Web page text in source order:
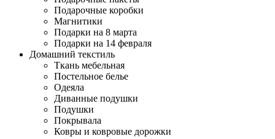
Подарочные коробки
Магнитики
Подарки на 8 марта
Подарки на 14 февраля
Домашний текстиль
Ткань мебельная
Постельное белье
Одеяла
Диванные подушки
Подушки
Покрывала
Ковры и ковровые дорожки